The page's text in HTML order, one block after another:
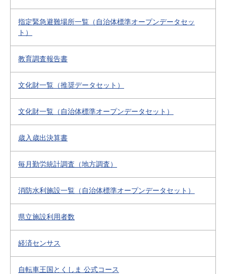
指定緊急避難場所一覧（自治体標準オープンデータセッ
ト）
教育調査報告書
文化財一覧（推奨データセット）
文化財一覧（自治体標準オープンデータセット）
歳入歳出決算書
毎月勤労統計調査（地方調査）
消防水利施設一覧（自治体標準オープンデータセット）
県立施設利用者数
経済センサス
自転車王国とくしま 公式コース